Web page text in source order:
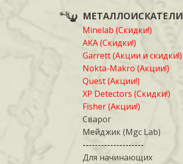
МЕТАЛЛОИСКАТЕЛИ
Minelab (Скидки!)
АКА (Скидки!)
Garrett (Акции и скидки!)
Nokta-Makro (Акции!)
Quest (Акции!)
XP Detectors (Скидки!)
Fisher (Акции!)
Сварог
Мейджик (Mgc Lab)
--------------------
Для начинающих